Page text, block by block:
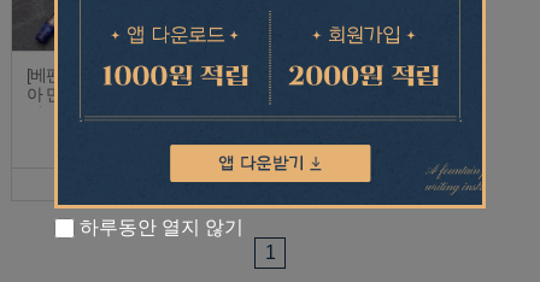
[베펜 할인] 지오이
아 만년필 한정판
리버티 아일랜드
지오이아 개인결제
1,000
1
하루동안 열지 않기